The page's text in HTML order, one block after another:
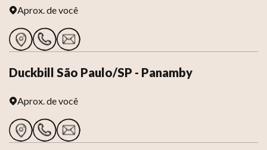
Aprox.de você
Duckbill São Paulo/SP - Panamby
Aprox.de você